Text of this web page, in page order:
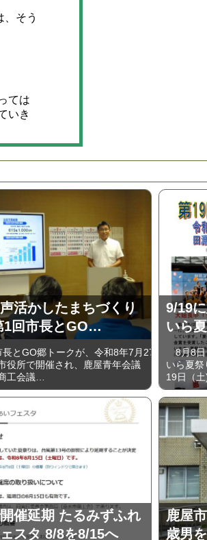
そう
ては
いき
活かしたまちづくり
1回市長とGO…
とGO郷トークが、令和8年7月27
役所で開催され、鹿屋青年会議
工会議…
9/19
いら
8月8日
いら夏祭
19日（
催延期 たるみずふれ
スタ 8/8を8/15へ
鹿屋
歳男